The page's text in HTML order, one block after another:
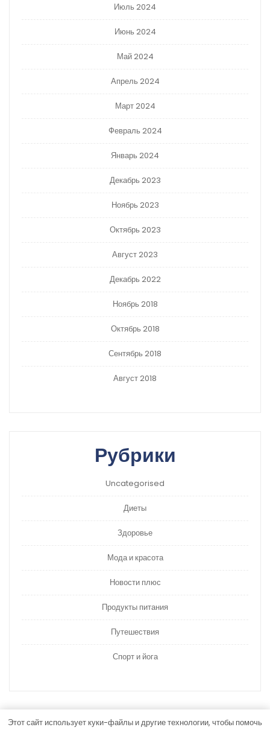
Июль 2024
Июнь 2024
Май 2024
Апрель 2024
Март 2024
Февраль 2024
Январь 2024
Декабрь 2023
Ноябрь 2023
Октябрь 2023
Август 2023
Декабрь 2022
Ноябрь 2018
Октябрь 2018
Сентябрь 2018
Август 2018
Рубрики
Uncategorised
Диеты
Здоровье
Мода и красота
Новости плюс
Продукты питания
Путешествия
Спорт и йога
Этот сайт использует куки-файлы и другие технологии, чтобы помочь